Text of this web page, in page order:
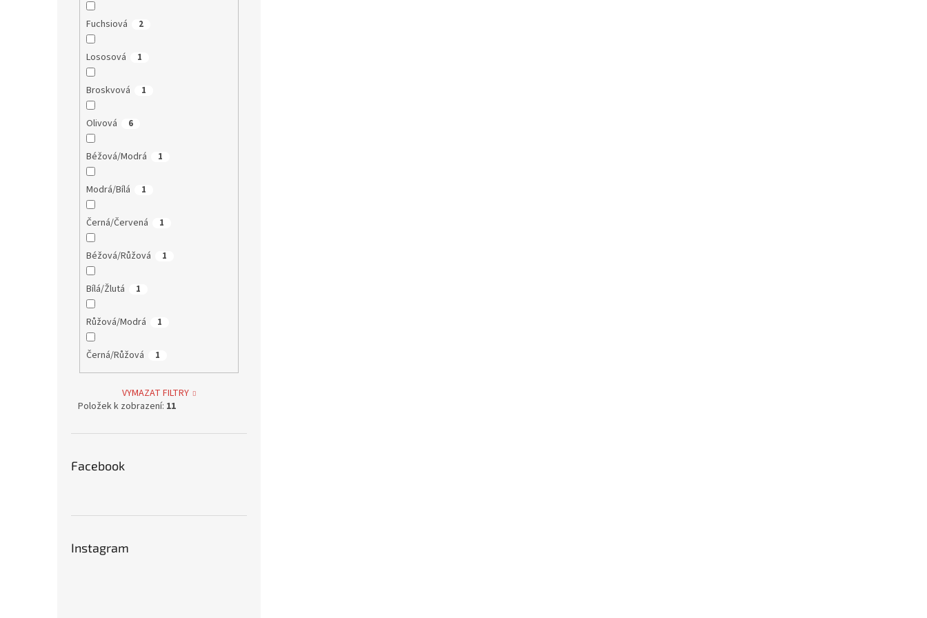
Fuchsiová 2
Lososová 1
Broskvová 1
Olivová 6
Béžová/Modrá 1
Modrá/Bílá 1
Černá/Červená 1
Béžová/Růžová 1
Bílá/Žlutá 1
Růžová/Modrá 1
Černá/Růžová 1
VYMAZAT FILTRY
Položek k zobrazení: 11
Facebook
Instagram